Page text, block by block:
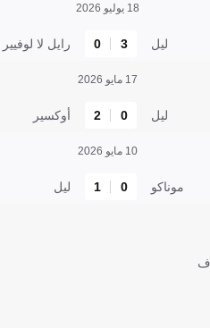
18 يوليو 2026
ليل 3
0 رايل لا لوفيير
17 مايو 2026
ليل 0
2 أوكسير
10 مايو 2026
موناكو 0
1 ليل